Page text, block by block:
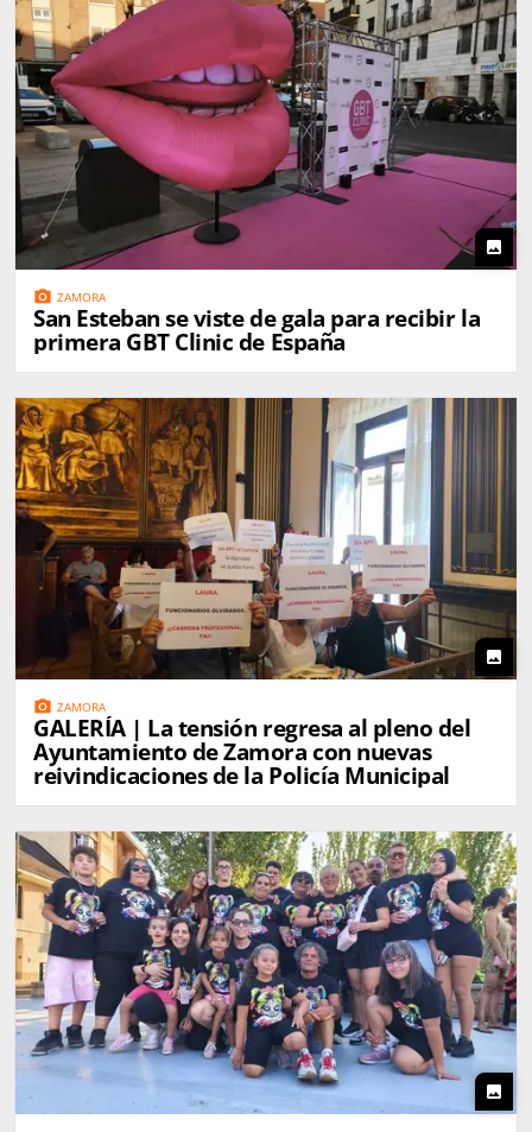
photo
photo_camera ZAMORA
San Esteban se viste de gala para recibir la
primera GBT Clinic de España
photo
photo_camera ZAMORA
GALERÍA | La tensión regresa al pleno del
Ayuntamiento de Zamora con nuevas
reivindicaciones de la Policía Municipal
photo